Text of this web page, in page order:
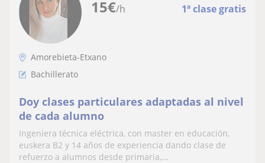
15€/h 1ª clase gratis
Amorebieta-Etxano
Bachillerato
Doy clases particulares adaptadas al nivel
de cada alumno
Ingeniera técnica eléctrica, con master en educación,
euskera B2 y 14 años de experiencia dando clase de
refuerzo a alumnos desde primaria,...